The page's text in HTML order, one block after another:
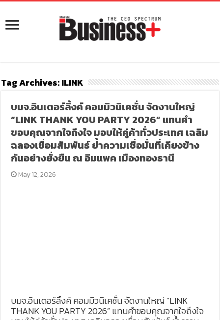
Tag Archives:ILINK
บมจ.อินเตอร์ลิ้งค์ คอมมิวนิเคชั่น จัดงานใหญ่
“LINK THANK YOU PARTY 2026” แทนคำ
ขอบคุณจากใจถึงใจ มอบให้คู่ค้าทั่วประเทศ เฉลิม
ฉลองเชื่อมสัมพันธ์ ย้ำความเชื่อมั่นที่เคียงข้าง
กันอย่างยั่งยืน ณ อิมแพค เมืองทองธานี
May 12, 2026
บมจ.อินเตอร์ลิ้งค์ คอมมิวนิเคชั่น จัดงานใหญ่ "LINK
THANK YOU PARTY 2026” แทนคำขอบคุณจากใจถึงใจ